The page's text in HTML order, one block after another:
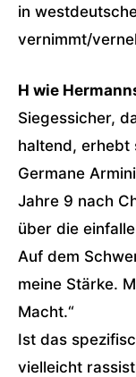
in
vernimmt/
H wie
Siegessicher,
haltend, erhebt
Germane
Jahre 9 nach
über die
Auf dem
meine Stärke.
Macht.“
Ist das
vielleicht